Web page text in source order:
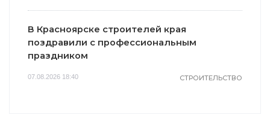
В Красноярске строителей края
поздравили с профессиональным
праздником
07.08.2026 18:40 СТРОИТЕЛЬСТВО